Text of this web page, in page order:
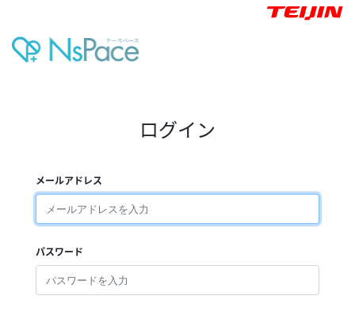
ログイン
メールアドレス
パスワード